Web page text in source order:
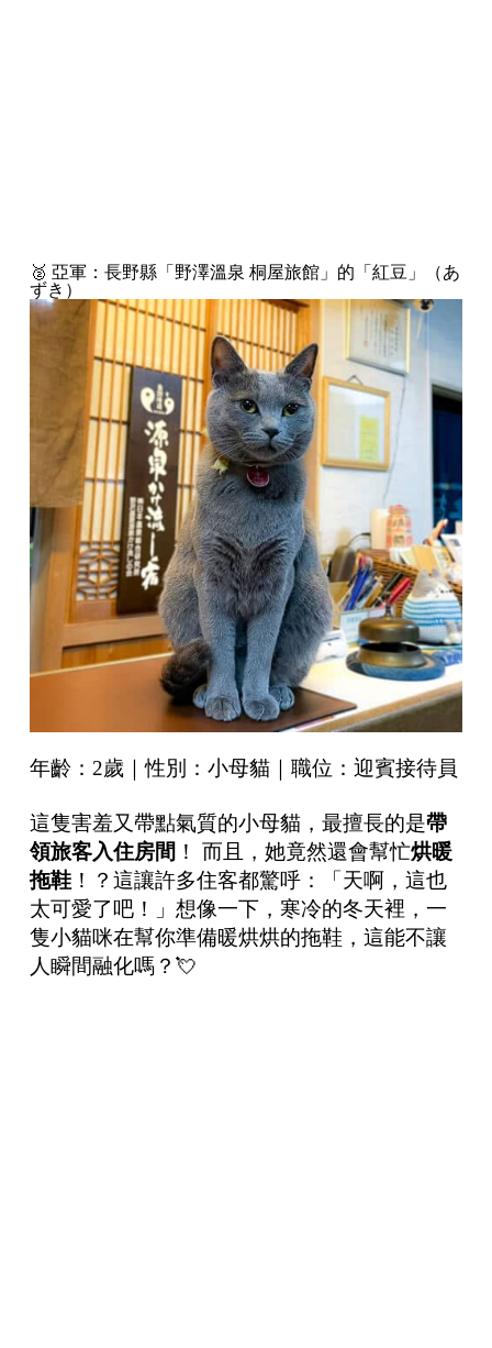
🥈 亞軍：長野縣「野澤溫泉 桐屋旅館」的「紅豆」（あ
ずき）
年齡：2歲｜性別：小母貓｜職位：迎賓接待員
這隻害羞又帶點氣質的小母貓，最擅長的是帶
領旅客入住房間 ！ 而且，她竟然還會幫忙烘暖
拖鞋！？這讓許多住客都驚呼：「天啊，這也
太可愛了吧！」想像一下，寒冷的冬天裡，一
隻小貓咪在幫你準備暖烘烘的拖鞋，這能不讓
人瞬間融化嗎？💘